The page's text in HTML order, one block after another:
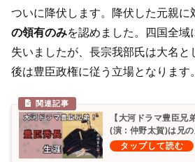
ついに降伏します。降伏した元親に
の領有のみを認めました。四国全域
失いましたが、長宗我部氏は大名と
後は豊臣政権に従う立場となります。
【大河ドラマ豊臣兄
(演 : 仲野太賀)は兄
ったのか？年表 相関